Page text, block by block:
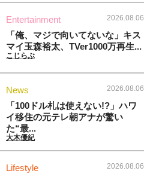
Entertainment 2026.08.06
「俺、マジで向いてないな」キス
マイ玉森裕太、TVer1000万再生...
こじらぶ
News 2026.08.06
「100ドル札は使えない!?」ハワ
イ移住の元テレ朝アナが驚い
た“最...
大木優紀
Lifestyle 2026.08.06